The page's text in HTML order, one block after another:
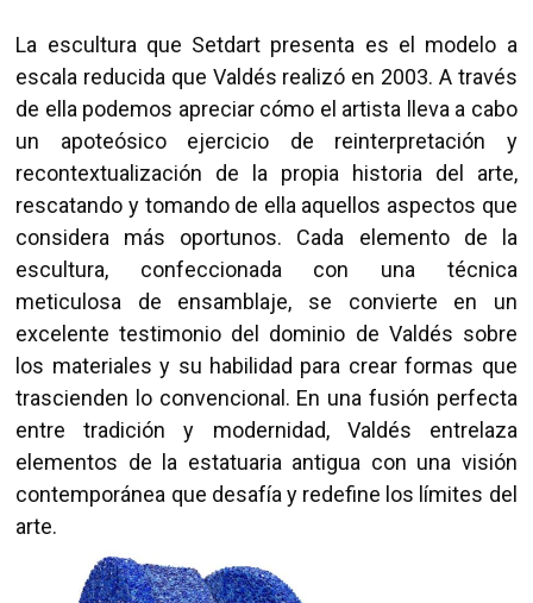
La escultura que Setdart presenta es el modelo a
escala reducida que Valdés realizó en 2003. A través
de ella podemos apreciar cómo el artista lleva a cabo
un apoteósico ejercicio de reinterpretación y
recontextualización de la propia historia del arte,
rescatando y tomando de ella aquellos aspectos que
considera más oportunos. Cada elemento de la
escultura, confeccionada con una técnica
meticulosa de ensamblaje, se convierte en un
excelente testimonio del dominio de Valdés sobre
los materiales y su habilidad para crear formas que
trascienden lo convencional. En una fusión perfecta
entre tradición y modernidad, Valdés entrelaza
elementos de la estatuaria antigua con una visión
contemporánea que desafía y redefine los límites del
arte.